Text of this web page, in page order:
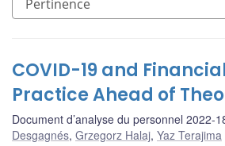
COVID-19 and
Practice Ahead of
Document d’analyse du personnel 2022-
Desgagnés, Grzegorz Halaj, Yaz Terajima